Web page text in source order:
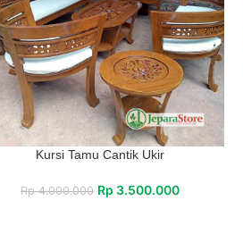
Kursi Tamu Cantik Ukir
Rp4.000.000 Rp 3.500.000